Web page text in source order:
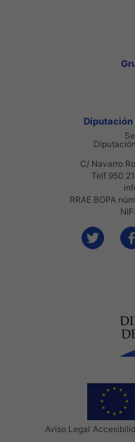
C/ Navarro
Telf 950
RRAE BOPA
Aviso Legal